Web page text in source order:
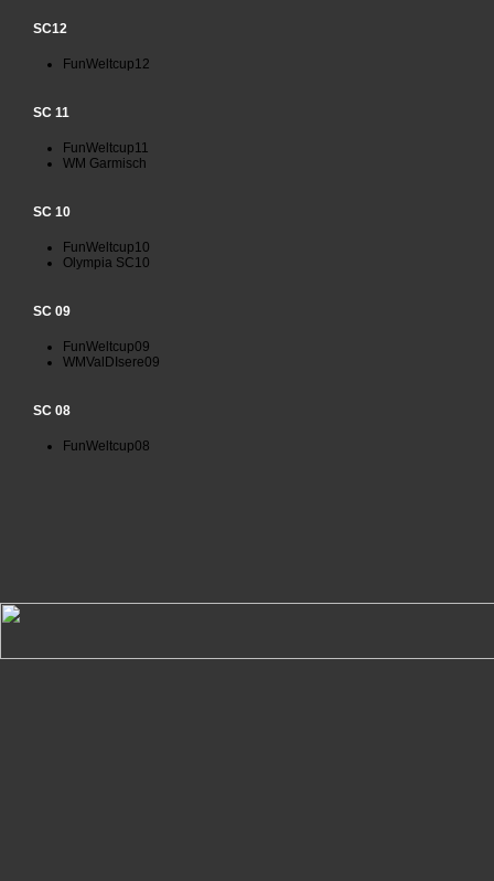
SC12
FunWeltcup12
SC 11
FunWeltcup11
WM Garmisch
SC 10
FunWeltcup10
Olympia SC10
SC 09
FunWeltcup09
WMValDIsere09
SC 08
FunWeltcup08